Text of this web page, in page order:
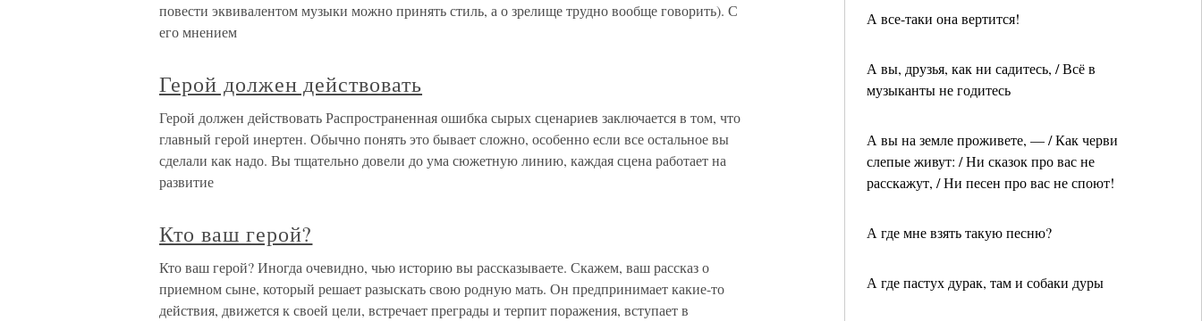
А все-таки она вертится!
А вы, друзья, как ни садитесь, / Всё в
музыканты не годитесь
А вы на земле проживете, — / Как черви
слепые живут: / Ни сказок про вас не
расскажут, / Ни песен про вас не споют!
А где мне взять такую песню?
А где пастух дурак, там и собаки дуры
повести эквивалентом музыки можно принять стиль, а о зрелище трудно вообще говорить). С
его мнением
Герой должен действовать
Герой должен действовать Распространенная ошибка сырых сценариев заключается в том, что
главный герой инертен. Обычно понять это бывает сложно, особенно если все остальное вы
сделали как надо. Вы тщательно довели до ума сюжетную линию, каждая сцена работает на
развитие
Кто ваш герой?
Кто ваш герой? Иногда очевидно, чью историю вы рассказываете. Скажем, ваш рассказ о
приемном сыне, который решает разыскать свою родную мать. Он предпринимает какие-то
действия, движется к своей цели, встречает преграды и терпит поражения, вступает в